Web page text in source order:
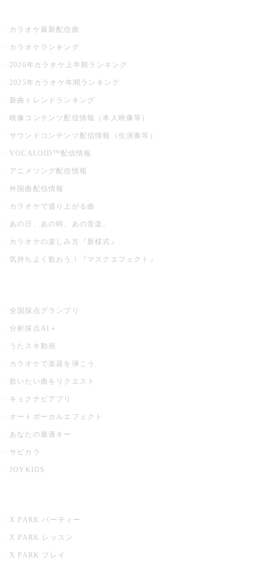
カラオケ最新配信曲
カラオケランキング
2026年カラオケ上半期ランキング
2025年カラオケ年間ランキング
新曲トレンドランキング
映像コンテンツ配信情報（本人映像等）
サウンドコンテンツ配信情報（生演奏等）
VOCALOID™配信情報
アニメソング配信情報
外国曲配信情報
カラオケで盛り上がる曲
あの日、あの時、あの音楽。
カラオケの楽しみ方『新様式』
気持ちよく歌おう！『マスクエフェクト』
全国採点グランプリ
分析採点AI＋
うたスキ動画
カラオケで楽器を弾こう
歌いたい曲をリクエスト
キョクナビアプリ
オートボーカルエフェクト
あなたの最適キー
サビカラ
JOYKIDS
X PARK パーティー
X PARK レッスン
X PARK プレイ